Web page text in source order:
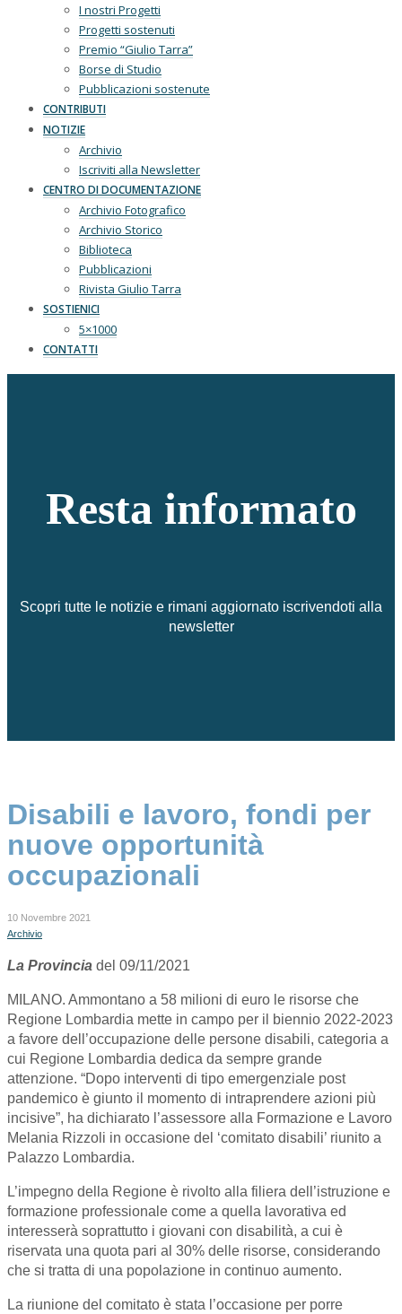
I nostri Progetti
Progetti sostenuti
Premio “Giulio Tarra”
Borse di Studio
Pubblicazioni sostenute
CONTRIBUTI
NOTIZIE
Archivio
Iscriviti alla Newsletter
CENTRO DI DOCUMENTAZIONE
Archivio Fotografico
Archivio Storico
Biblioteca
Pubblicazioni
Rivista Giulio Tarra
SOSTIENICI
5×1000
CONTATTI
Resta informato
Scopri tutte le notizie e rimani aggiornato iscrivendoti alla
newsletter
Disabili e lavoro, fondi per
nuove opportunità
occupazionali
10 Novembre 2021
Archivio
La Provincia del 09/11/2021
MILANO. Ammontano a 58 milioni di euro le risorse che
Regione Lombardia mette in campo per il biennio 2022-2023
a favore dell’occupazione delle persone disabili, categoria a
cui Regione Lombardia dedica da sempre grande
attenzione. “Dopo interventi di tipo emergenziale post
pandemico è giunto il momento di intraprendere azioni più
incisive”, ha dichiarato l’assessore alla Formazione e Lavoro
Melania Rizzoli in occasione del ‘comitato disabili’ riunito a
Palazzo Lombardia.
L’impegno della Regione è rivolto alla filiera dell’istruzione e
formazione professionale come a quella lavorativa ed
interesserà soprattutto i giovani con disabilità, a cui è
riservata una quota pari al 30% delle risorse, considerando
che si tratta di una popolazione in continuo aumento.
La riunione del comitato è stata l’occasione per porre